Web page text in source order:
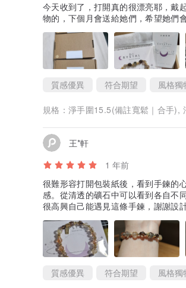
今天收到了，打開真的很漂亮耶，戴
物的，下個月會送給她們，希望她們
質感優異 符合期望 風格獨
規格：淨手圍15.5(備註寬鬆｜合手),
王*軒
1 年前
很難形容打開包裝紙後，看到手鍊的
感。從清透的礦石中可以看到各自不
很高興自己能遇見這條手鍊，謝謝設計
質感優異 符合期望 風格獨